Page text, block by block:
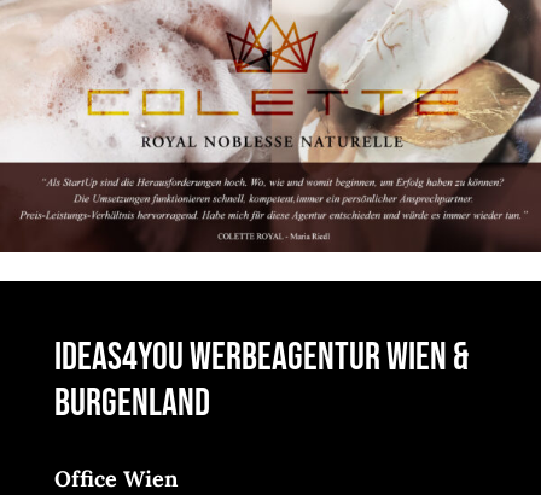
ideas4you Werbeagentur Wien &
Burgenland
Office Wien